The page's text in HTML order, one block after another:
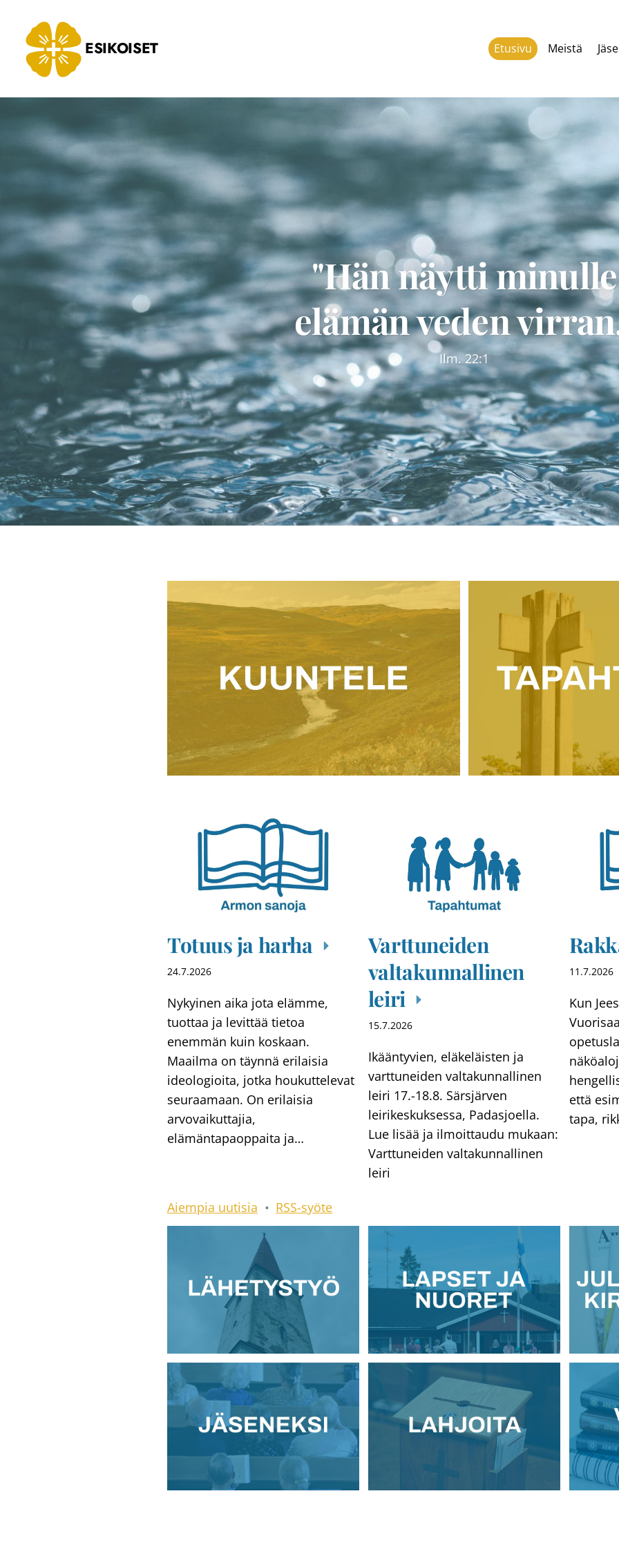
sivun
sisältöön
ESIKOISET Etusivu Meistä
"Hän näytti minulle
elämän veden
Ilm. 22:1
Totuus ja harha
24.7.2026
Nykyinen aika jota elämme,
tuottaa ja levittää tietoa
enemmän kuin koskaan.
Maailma on täynnä erilaisia
ideologioita, jotka houkuttelevat
seuraamaan. On erilaisia
arvovaikuttajia,
elämäntapaoppaita ja…
Varttuneiden
valtakunnallinen
leiri
15.7.2026
Ikääntyvien, eläkeläisten ja
varttuneiden valtakunnallinen
leiri 17.-18.8. Särsjärven
leirikeskuksessa, Padasjoella.
Lue lisää ja ilmoittaudu mukaan:
Varttuneiden valtakunnallinen
leiri
11.7.2026
Kun
että
tapa,
Aiempia uutisia • RSS-syöte